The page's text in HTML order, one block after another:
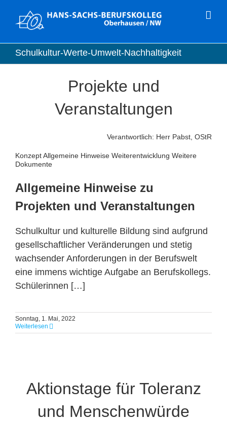
springen
Schulkultur-Werte-Umwelt-Nachhaltigkeit
Projekte und
Veranstaltungen
Verantwortlich: Herr Pabst, OStR
Konzept Allgemeine Hinweise Weiterentwicklung Weitere
Dokumente
Allgemeine Hinweise zu
Projekten und Veranstaltungen
Schulkultur und kulturelle Bildung sind aufgrund
gesellschaftlicher Veränderungen und stetig
wachsender Anforderungen in der Berufswelt
eine immens wichtige Aufgabe an Berufskollegs.
Schülerinnen […]
Sonntag, 1. Mai, 2022
Weiterlesen
Aktionstage für Toleranz
und Menschenwürde